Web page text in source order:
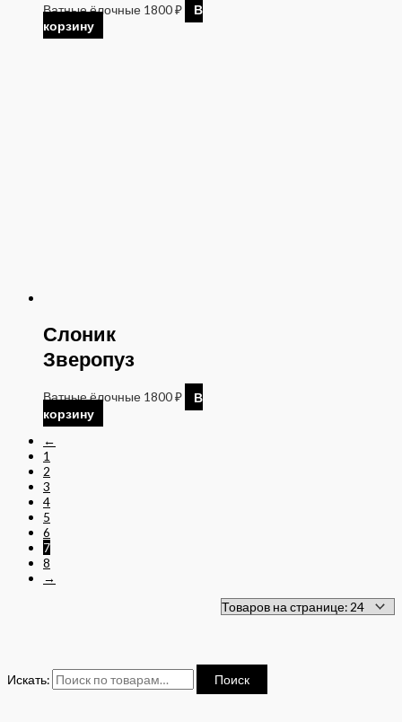
Искать: Поиск
Ватные ёлочные 1800₽
В
корзину
Слоник
Зверопуз
Ватные ёлочные 1800₽
В
корзину
←
1
2
3
4
5
6
7
8
→